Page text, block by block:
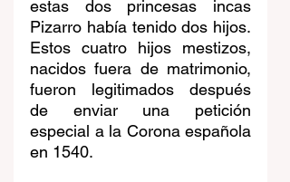
estas dos princesas incas
Pizarro había tenido dos hijos.
Estos cuatro hijos mestizos,
nacidos fuera de matrimonio,
fueron legitimados después
de enviar una petición
especial a la Corona española
en 1540.